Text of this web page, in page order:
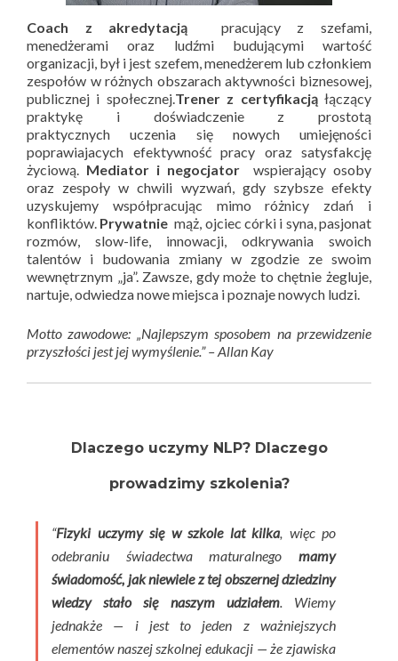
Coach z akredytacją
pracujący z szefami,
menedżerami oraz ludźmi budującymi wartość
organizacji, był i jest szefem, menedżerem lub członkiem
zespołów w różnych obszarach aktywności biznesowej,
publicznej i społecznej.Trener z certyfikacjąłączący
praktykę i doświadczenie z prostotą
praktycznych uczenia się nowych umiejęności
poprawiajacych efektywność pracy oraz satysfakcję
życiową. Mediator i negocjator
wspierający osoby
oraz zespoły w chwili wyzwań, gdy szybsze efekty
uzyskujemy współpracując mimo różnicy zdań i
konfliktów. Prywatnie mąż, ojciec córki i syna, pasjonat
rozmów, slow-life, innowacji, odkrywania swoich
talentów i budowania zmiany w zgodzie ze swoim
wewnętrznym „ja”. Zawsze, gdy może to chętnie żegluje,
nartuje, odwiedza nowe miejsca i poznaje nowych ludzi.
Motto zawodowe: „Najlepszym sposobem na przewidzenie
przyszłości jest jej wymyślenie.” – Allan Kay
Dlaczego uczymy NLP? Dlaczego
prowadzimy szkolenia?
“Fizyki uczymy się w szkole lat kilka, więc po
odebraniu świadectwa maturalnego mamy
świadomość, jak niewiele z tej obszernej dziedziny
wiedzy stało się naszym udziałem. Wiemy
jednakże — i jest to jeden z ważniejszych
elementów naszej szkolnej edukacji — że zjawiska